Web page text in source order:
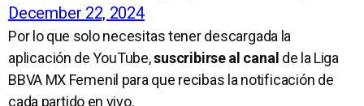
December 22, 2024
Por lo que solo necesitas tener descargada la
aplicación de YouTube,suscribirse al canal de la Liga
BBVA MX Femenil para que recibas la notificación de
cada partido en vivo.